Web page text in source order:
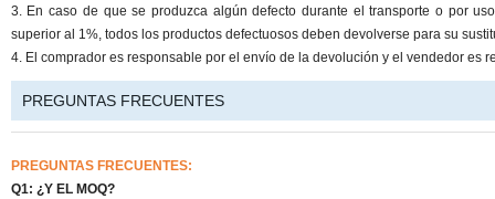
3. En caso de que se produzca algún defecto durante el transporte o por
superior al 1%, todos los productos defectuosos deben devolverse para su
4. El comprador es responsable por el envío de la devolución y el vendedor es
PREGUNTAS FRECUENTES
PREGUNTAS FRECUENTES:
Q1: ¿Y EL MOQ?